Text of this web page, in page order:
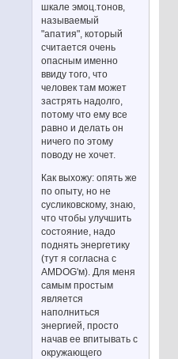
шкале эмоц.тонов,
называемый
"апатия", который
считается очень
опасным именно
ввиду того, что
человек там может
застрять надолго,
потому что ему все
равно и делать он
ничего по этому
поводу не хочет.
Как выхожу: опять же
по опыту, но не
сусликовскому, знаю,
что чтобы улучшить
состояние, надо
поднять энергетику
(тут я согласна с
AMDOG'м). Для меня
самым простым
является
наполниться
энергией, просто
начав ее впитывать с
окружающего